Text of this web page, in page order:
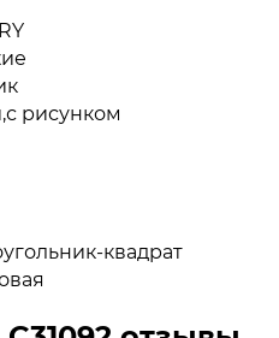
рисунком
квадрат